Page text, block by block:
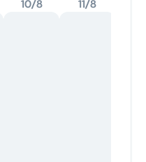
10/8 11/8